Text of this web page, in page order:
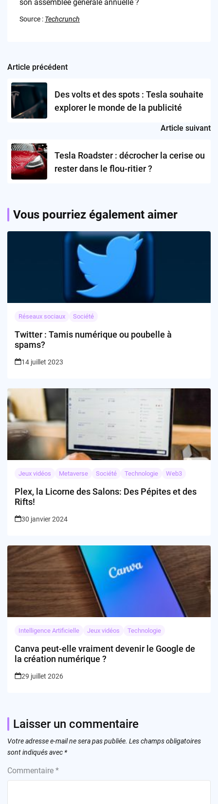
son assemblée générale annuelle ?
Source : Techcrunch
Post
navigation
Article précédent
Des volts et des spots : Tesla souhaite
explorer le monde de la publicité
Article suivant
Tesla Roadster : décrocher la cerise ou
rester dans le flou-ritier ?
Vous pourriez également aimer
Réseaux sociaux Société
Twitter : Tamis numérique ou poubelle à
spams?
14 juillet 2023
Jeux vidéos Metaverse Société Technologie Web3
Plex, la Licorne des Salons: Des Pépites et des
Rifts!
30 janvier 2024
Intelligence Artificielle Jeux vidéos Technologie
Canva peut-elle vraiment devenir le Google de
la création numérique ?
29 juillet 2026
Laisser un commentaire
Votre adresse e-mail ne sera pas publiée. Les champs obligatoires
sont indiqués avec *
Commentaire *